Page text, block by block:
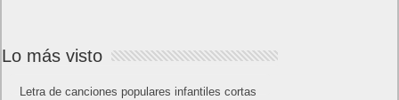
Lo más visto
Letra de canciones populares infantiles cortas